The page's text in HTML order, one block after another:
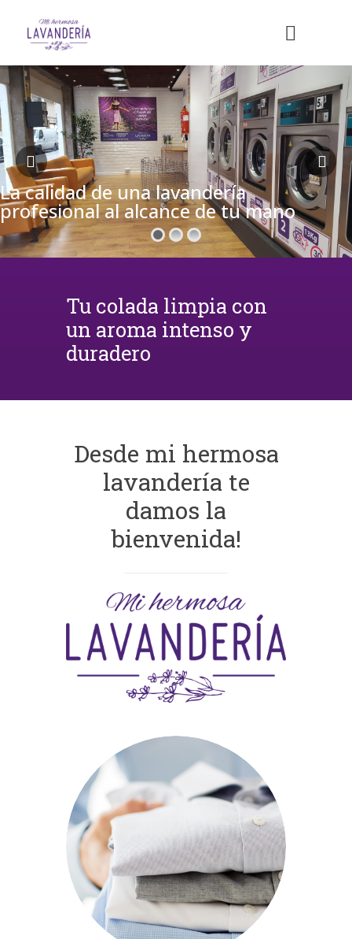
La calidad de una lavandería
profesional al alcance de tu mano
Tu colada limpia con
un aroma intenso y
duradero
Desde mi hermosa
lavandería te
damos la
bienvenida!